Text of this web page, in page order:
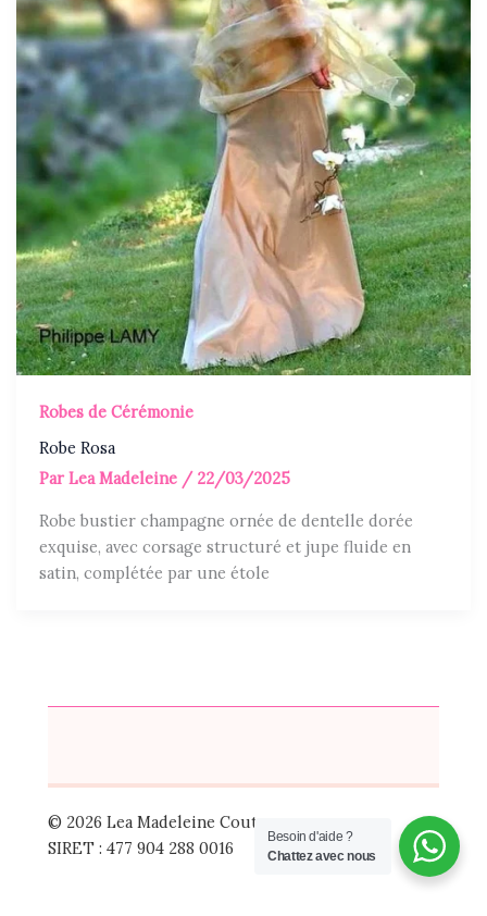
Robes de Cérémonie
Robe Rosa
ParLea Madeleine / 22/03/2025
Robe bustier champagne ornée de dentelle dorée
exquise, avec corsage structuré et jupe fluide en
satin, complétée par une étole
© 2026 Lea Madeleine Couture
SIRET : 477 904 288 0016
Besoin d'aide ?
Chattez avec nous